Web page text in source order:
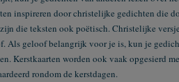
inspireren door christelijke gedichten die
die teksten ook poëtisch. Christelijke
Als geloof belangrijk voor je is, kun je
Kerstkaarten worden ook vaak opgesierd
rondom de kerstdagen.